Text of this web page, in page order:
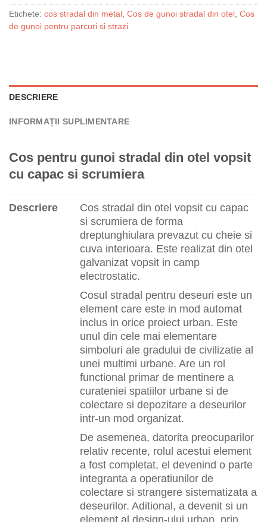
Etichete: cos stradal din metal Cos de gunoi stradal din otel Cos
de gunoi pentru parcuri si strazi
DESCRIERE
INFORMAȚII SUPLIMENTARE
Cos pentru gunoi stradal din otel vopsit
cu capac si scrumiera
Descriere
Cos stradal din otel vopsit cu capac
si scrumiera de forma
dreptunghiulara prevazut cu cheie si
cuva interioara. Este realizat din otel
galvanizat vopsit in camp
electrostatic.
Cosul stradal pentru deseuri este un
element care este in mod automat
inclus in orice proiect urban. Este
unul din cele mai elementare
simboluri ale gradului de civilizatie al
unei multimi urbane. Are un rol
functional primar de mentinere a
curateniei spatiilor urbane si de
colectare si depozitare a deseurilor
intr-un mod organizat.
De asemenea, datorita preocuparilor
relativ recente, rolul acestui element
a fost completat, el devenind o parte
integranta a operatiunilor de
colectare si strangere sistematizata a
deseurilor. Aditional, a devenit si un